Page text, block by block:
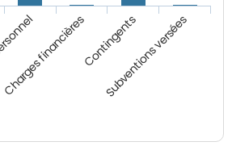
Charges financièresContingents
Subventions versées